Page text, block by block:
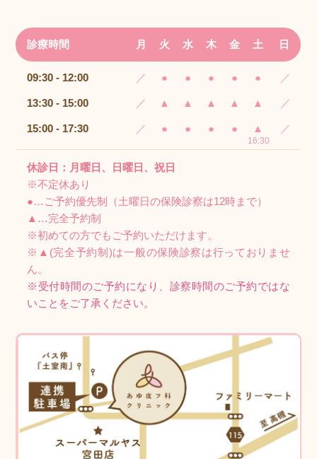
診療時間 月 火 水 木 金 土 日
09:30 - 12:00 ／ ● ● ● ● ● ／
13:30 - 15:00 ／ ▲ ▲ ▲ ▲ ▲ ／
15:00 - 17:30 ／ ● ● ● ● ▲
16:30
／
休診日：月曜日、日曜日、祝日
※不定休あり
●…ご予約優先制（土曜日の保険診察は12時まで）
▲…完全予約制
※初めての方でもご予約いただけます。
※▲(完全予約制)は一般の保険診察は行っておりませ
ん。
※受付時間のご予約になり、診察時間のご予約ではな
いことをご了承ください。